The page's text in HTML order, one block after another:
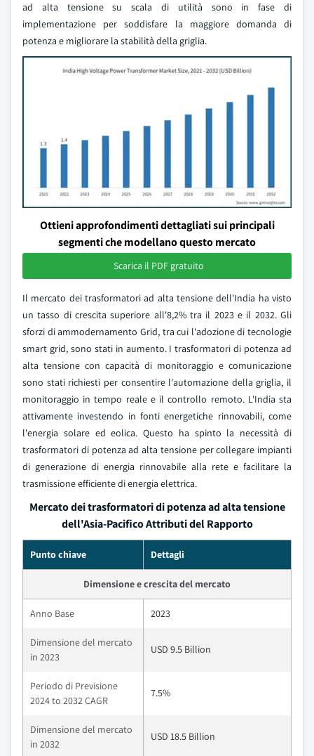
ad alta tensione su scala di utilità sono in fase di
implementazione per soddisfare la maggiore domanda di
potenza e migliorare la stabilità della griglia.
Ottieni approfondimenti dettagliati sui principali
segmenti che modellano questo mercato
Scarica il PDF gratuito
Il mercato dei trasformatori ad alta tensione dell'India ha visto
un tasso di crescita superiore all'8,2% tra il 2023 e il 2032. Gli
sforzi di ammodernamento Grid, tra cui l'adozione di tecnologie
smart grid, sono stati in aumento. I trasformatori di potenza ad
alta tensione con capacità di monitoraggio e comunicazione
sono stati richiesti per consentire l'automazione della griglia, il
monitoraggio in tempo reale e il controllo remoto. L'India sta
attivamente investendo in fonti energetiche rinnovabili, come
l'energia solare ed eolica. Questo ha spinto la necessità di
trasformatori di potenza ad alta tensione per collegare impianti
di generazione di energia rinnovabile alla rete e facilitare la
trasmissione efficiente di energia elettrica.
Mercato dei trasformatori di potenza ad alta tensione
dell'Asia-Pacifico Attributi del Rapporto
Punto chiave Dettagli
Dimensione e crescita del mercato
Anno Base 2023
Dimensione del mercato
in 2023
USD 9.5 Billion
Periodo di Previsione
2024 to 2032 CAGR
7.5%
Dimensione del mercato
in 2032
USD 18.5 Billion